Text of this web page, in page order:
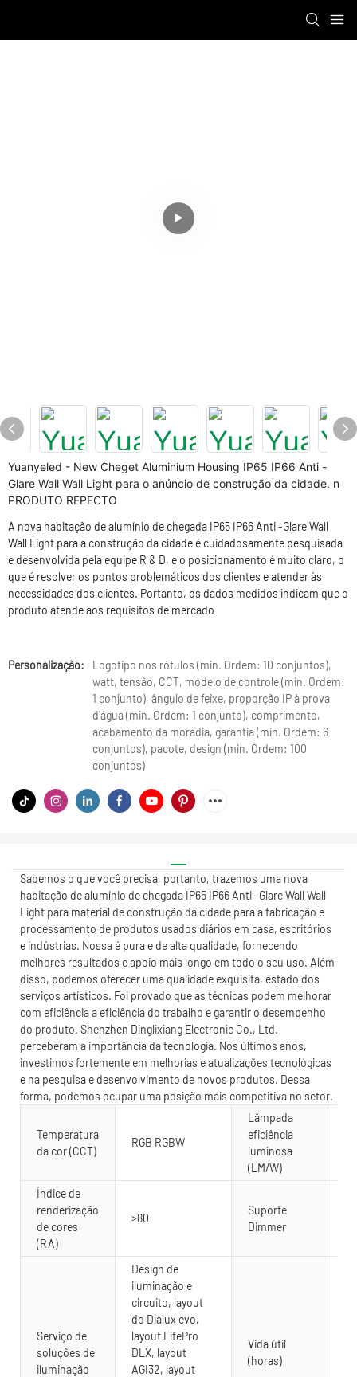
Yuanyeled - New Cheget Aluminium Housing IP65 IP66 Anti -
Glare Wall Wall Light para o anúncio de construção da cidade. n
PRODUTO REPECTO
A nova habitação de alumínio de chegada IP65 IP66 Anti -Glare Wall
Wall Light para a construção da cidade é cuidadosamente pesquisada
e desenvolvida pela equipe R & D, e o posicionamento é muito claro, o
que é resolver os pontos problemáticos dos clientes e atender às
necessidades dos clientes. Portanto, os dados medidos indicam que o
produto atende aos requisitos de mercado
Personalização:
Logotipo nos rótulos (min. Ordem: 10 conjuntos),
watt, tensão, CCT, modelo de controle (min. Ordem:
1 conjunto), ângulo de feixe, proporção IP à prova
d'água (min. Ordem: 1 conjunto), comprimento,
acabamento da moradia, garantia (min. Ordem: 6
conjuntos), pacote, design (min. Ordem: 100
conjuntos)
Sabemos o que você precisa, portanto, trazemos uma nova
habitação de alumínio de chegada IP65 IP66 Anti -Glare Wall Wall
Light para material de construção da cidade para a fabricação e
processamento de produtos usados ​​diários em casa, escritórios
e indústrias. Nossa é pura e de alta qualidade, fornecendo
melhores resultados e apoio mais longo em todo o seu uso. Além
disso, podemos oferecer uma qualidade exquisita, estado dos
serviços artísticos. Foi provado que as técnicas podem melhorar
com eficiência a eficiência do trabalho e garantir o desempenho
do produto. Shenzhen Dinglixiang Electronic Co., Ltd.
perceberam a importância da tecnologia. Nos últimos anos,
investimos fortemente em melhorias e atualizações tecnológicas
e na pesquisa e desenvolvimento de novos produtos. Dessa
forma, podemos ocupar uma posição mais competitiva no setor.
Temperatura
da cor (CCT)
RGB RGBW
Lâmpada
eficiência
luminosa
(LM/W)
Índice de
renderização
de cores
(RA)
≥80
Suporte
Dimmer
Serviço de
soluções de
iluminação
Design de
iluminação e
circuito, layout
do Dialux evo,
layout LitePro
DLX, layout
AGI32, layout
Vida útil
(horas)